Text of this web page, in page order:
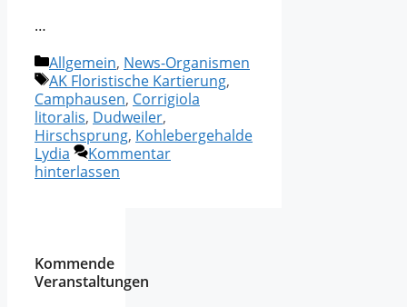
…
Kategorien
Allgemein, News-Organismen
Schlagwörter
AK Floristische Kartierung,
Camphausen, Corrigiola
litoralis, Dudweiler,
Hirschsprung, Kohlebergehalde
Lydia
Kommentar
hinterlassen
Kommende
Veranstaltungen